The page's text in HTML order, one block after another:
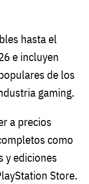
hasta el
e incluyen
de los
gaming.
a precios
como
y ediciones
Store.